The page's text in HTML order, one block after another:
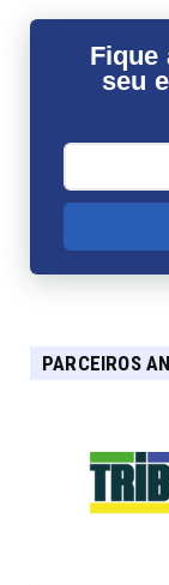
Fique
seu
PARCEIROS